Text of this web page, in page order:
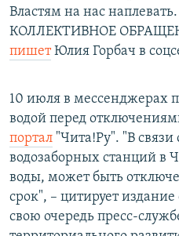
Властям на нас
КОЛЛЕКТИВНОЕ
пишетЮлия Горбач в
10 июля в мессенджерах
водой перед
портал "Чита!Ру". "В связи
водозаборных станций в
воды, может быть
срок", – цитирует
свою очередь пресс-